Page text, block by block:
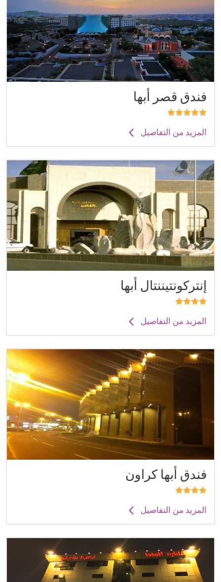
فندق قصر أبها
المزيد من التفاصيل
إنتركونتيننتال أبها
المزيد من التفاصيل
فندق أبها كراون
المزيد من التفاصيل